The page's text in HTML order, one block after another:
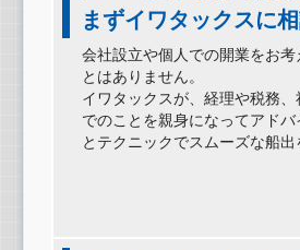
まずイワタックスに相
会社設立や個人での開業をお
とはありません。
イワタックスが、経理や税務
でのことを親身になってアド
とテクニックでスムーズな船出